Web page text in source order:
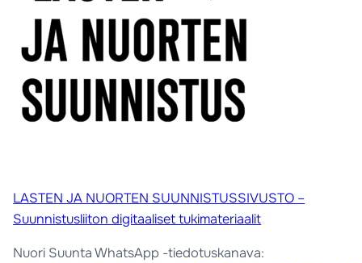
LASTEN JA NUORTEN SUUNNISTUSSIVUSTO –
Suunnistusliiton digitaaliset tukimateriaalit
Nuori Suunta WhatsApp -tiedotuskanava: